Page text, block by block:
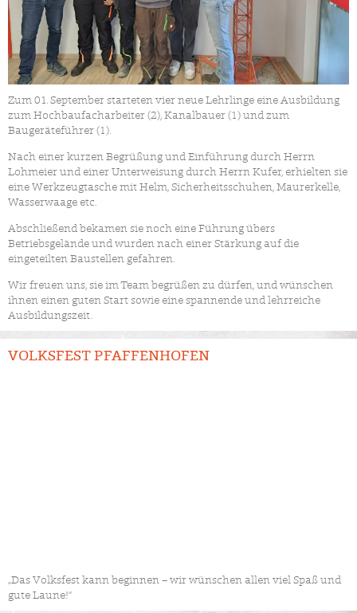
Zum 01. September starteten vier neue Lehrlinge eine Ausbildung
zum Hochbaufacharbeiter (2), Kanalbauer (1) und zum
Baugeräteführer (1).
Nach einer kurzen Begrüßung und Einführung durch Herrn
Lohmeier und einer Unterweisung durch Herrn Kufer, erhielten sie
eine Werkzeugtasche mit Helm, Sicherheitsschuhen, Maurerkelle,
Wasserwaage etc.
Abschließend bekamen sie noch eine Führung übers
Betriebsgelände und wurden nach einer Stärkung auf die
eingeteilten Baustellen gefahren.
Wir freuen uns, sie im Team begrüßen zu dürfen, und wünschen
ihnen einen guten Start sowie eine spannende und lehrreiche
Ausbildungszeit.
VOLKSFEST PFAFFENHOFEN
„Das Volksfest kann beginnen – wir wünschen allen viel Spaß und
gute Laune!“